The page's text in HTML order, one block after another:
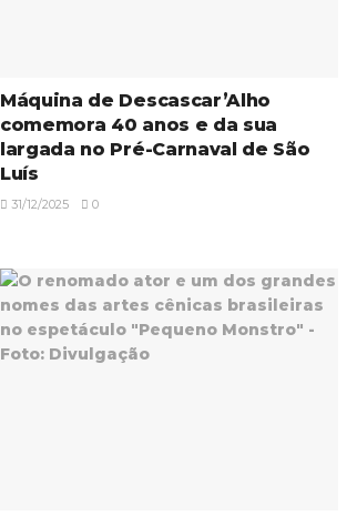
Máquina de Descascar’Alho
comemora 40 anos e da sua
largada no Pré-Carnaval de São
Luís
31/12/2025 0